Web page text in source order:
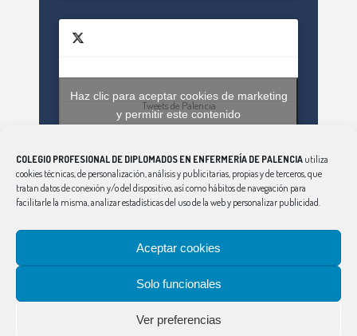
COLEGIO PROFESIONAL DE DIPLOMADOS EN ENFERMERÍA DE PALENCIA utiliza
cookies técnicas, de personalización, análisis y publicitarias, propias y de terceros, que
tratan datos de conexión y/o del dispositivo, así como hábitos de navegación para
facilitarle la misma, analizar estadísticas del uso de la web y personalizar publicidad.
Aceptar cookies
Solo funcionales
Ver preferencias
Tweets de Palencia
Haz clic para aceptar cookies de marketing
y permitir este contenido
SORIA |PALENCIA
ZAMORA
Aviso Legal Política de Privacidad